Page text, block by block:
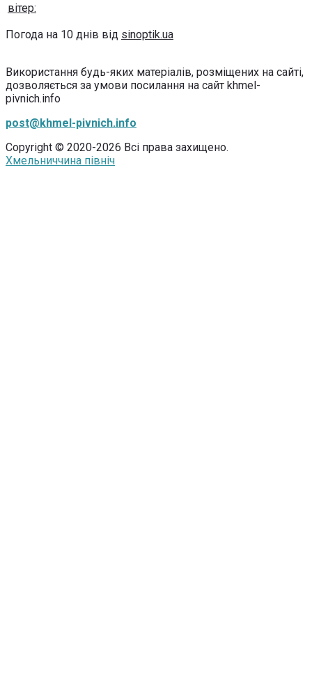
вітер:
Погода на 10 днів від sinoptik.ua
Використання будь-яких матеріалів, розміщених на сайті,
дозволяється за умови посилання на сайт khmel-
pivnich.info
post@khmel-pivnich.info
Copyright © 2020-2026 Всі права захищено.
Хмельниччина північ